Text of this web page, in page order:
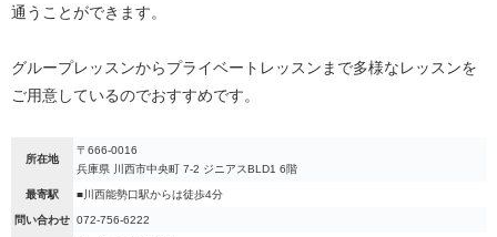
通うことができます。
グループレッスンからプライベートレッスンまで多様なレッスンを
ご用意しているのでおすすめです。
所在地
〒666-0016
兵庫県 川西市中央町 7-2 ジニアスBLD1 6階
最寄駅 ■川西能勢口駅からは徒歩4分
問い合わせ 072-756-6222